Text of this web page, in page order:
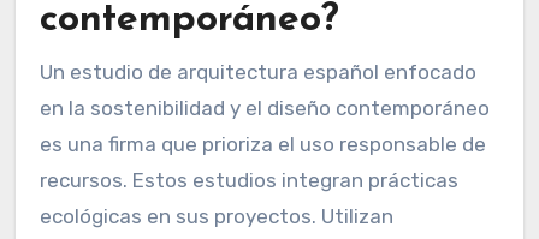
contemporáneo?
Un estudio de arquitectura español enfocado
en la sostenibilidad y el diseño contemporáneo
es una firma que prioriza el uso responsable de
recursos. Estos estudios integran prácticas
ecológicas en sus proyectos. Utilizan